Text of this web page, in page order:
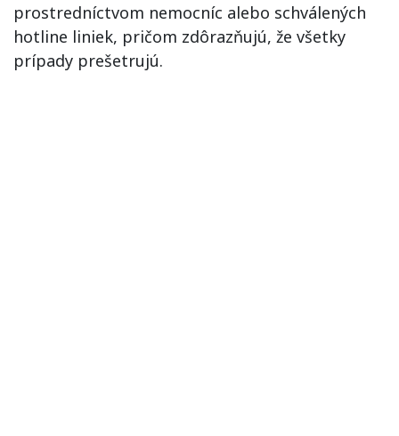
prostredníctvom nemocníc alebo schválených
hotline liniek, pričom zdôrazňujú, že všetky
prípady prešetrujú.